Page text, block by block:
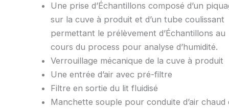
Une prise d’Échantillons composé d’un
sur la cuve à produit et d’un tube coulissant
permettant le prélèvement d’Échantillons au
cours du process pour analyse d’humidité.
Verrouillage mécanique de la cuve à produit
Une entrée d’air avec pré-filtre
Filtre en sortie du lit fluidisé
Manchette souple pour conduite d’air chaud